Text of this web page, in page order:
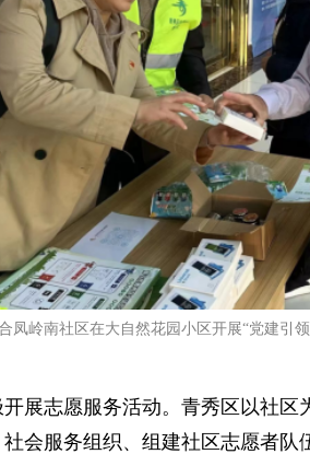
凤岭南社区在大自然花园小区开展“党建引
开展志愿服务活动。青秀区以社区
会服务组织、组建社区志愿者队